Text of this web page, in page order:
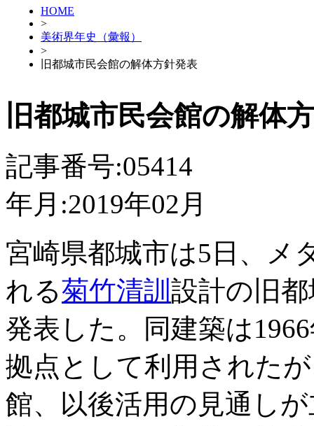
HOME
>
美術界年史（彙報）
>
旧都城市民会館の解体方針発表
旧都城市民会館の解体
記事番号:05414
年月:2019年02月
宮崎県都城市は5日、メ
れる菊竹清訓 設計の旧
発表した。同建築は
拠点として利用された
館、以後活用の見通し